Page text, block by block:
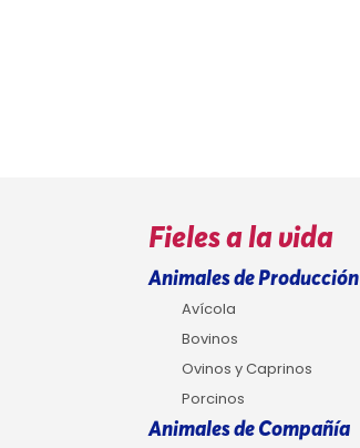
Fieles a la vida
Animales de Producción
Avícola
Bovinos
Ovinos y Caprinos
Porcinos
Animales de Compañía